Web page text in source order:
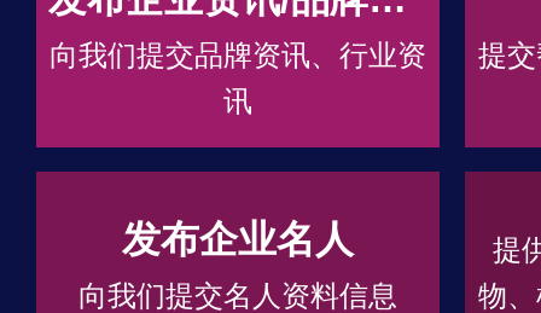
向我们提交品牌资讯、行业资
讯
提
发布企业名人
向我们提交名人资料信息
提
物